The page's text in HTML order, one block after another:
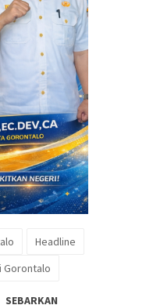
Headline
Gorontalo
SEBARKAN